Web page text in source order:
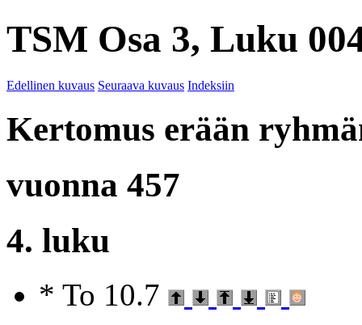
TSM Osa 3, Luku
Edellinen kuvaus Seuraava kuvaus Indeksiin
Kertomus erään
vuonna 457
4. luku
* To 10.7